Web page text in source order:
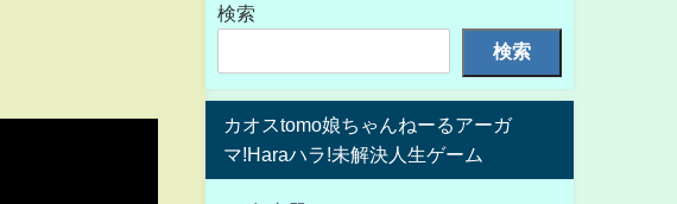
検索
検索
カオスtomo娘ちゃんねーるアーガ
マ!Haraハラ!未解決人生ゲーム